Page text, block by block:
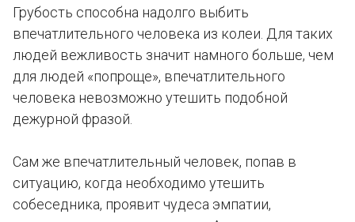
Грубость способна надолго выбить
впечатлительного человека из колеи. Для таких
людей вежливость значит намного больше, чем
для людей «попроще», впечатлительного
человека невозможно утешить подобной
дежурной фразой.
Сам же впечатлительный человек, попав в
ситуацию, когда необходимо утешить
собеседника, проявит чудеса эмпатии,